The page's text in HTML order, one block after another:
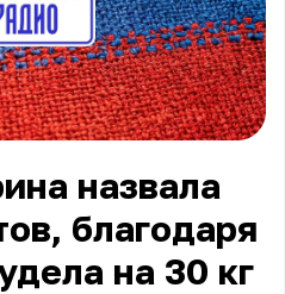
назвала
благодаря
на 30 кг